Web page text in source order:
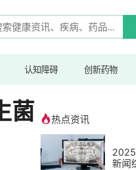
认知障碍 创新药物
菌
热点资讯
新闻